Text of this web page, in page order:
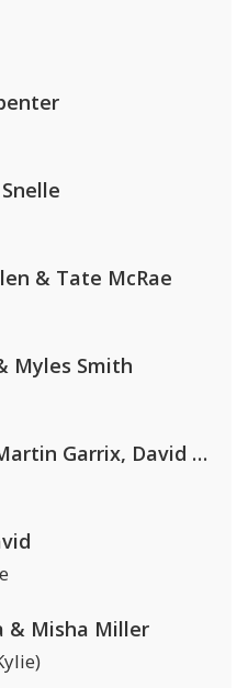
& Tate McRae
Myles Smith
AFROJACK, Martin Garrix, David Guetta & Amél
& Misha Miller